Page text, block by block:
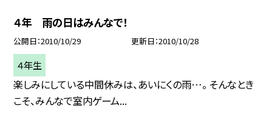
４年 雨の日はみんなで！
公開日 2010/10/29 更新日 2010/10/28
４年生
楽しみにしている中間休みは、あいにくの雨…。 そんなとき
こそ、みんなで室内ゲーム...